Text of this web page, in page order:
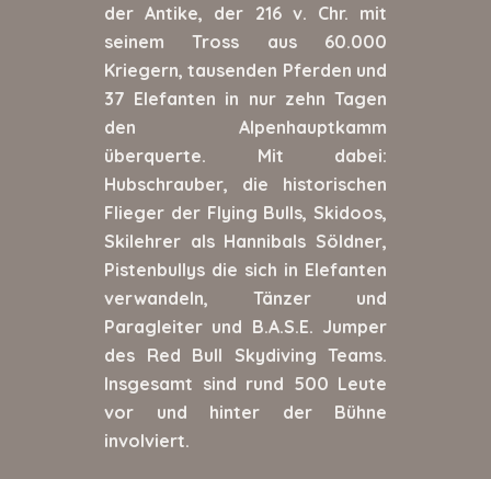
der Antike, der 216 v. Chr. mit
seinem Tross aus 60.000
Kriegern, tausenden Pferden und
37 Elefanten in nur zehn Tagen
den Alpenhauptkamm
überquerte. Mit dabei:
Hubschrauber, die historischen
Flieger der Flying Bulls, Skidoos,
Skilehrer als Hannibals Söldner,
Pistenbullys die sich in Elefanten
verwandeln, Tänzer und
Paragleiter und B.A.S.E. Jumper
des Red Bull Skydiving Teams.
Insgesamt sind rund 500 Leute
vor und hinter der Bühne
involviert.